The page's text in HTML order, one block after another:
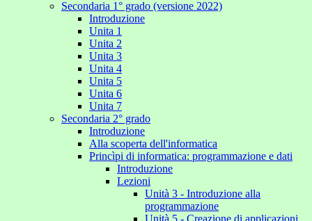
Secondaria 1° grado (versione 2022)
Introduzione
Unita 1
Unita 2
Unita 3
Unita 4
Unita 5
Unita 6
Unita 7
Secondaria 2° grado
Introduzione
Alla scoperta dell'informatica
Princìpi di informatica: programmazione e dati
Introduzione
Lezioni
Unità 3 - Introduzione alla
programmazione
Unità 5 - Creazione di applicazioni